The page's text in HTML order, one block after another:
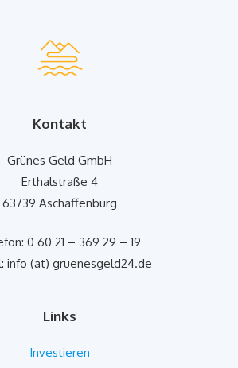
Kontakt
Grünes Geld GmbH
Erthalstraße 4
63739 Aschaffenburg
0 60 21 – 369 29 – 19
info (at) gruenesgeld24.de
Links
Investieren